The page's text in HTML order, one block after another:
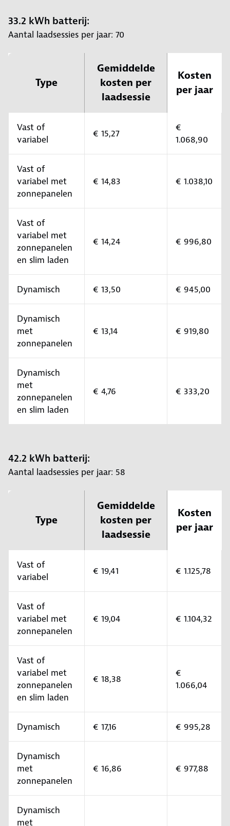
33.2 kWh batterij:
Aantal laadsessies per jaar: 70
Type
Gemiddelde
kosten per
laadsessie
Kosten
per jaar
Vast of
variabel
€ 15,27
€
1.068,90
Vast of
variabel met
zonnepanelen
€ 14,83 € 1.038,10
Vast of
variabel met
zonnepanelen
en slim laden
€ 14,24 € 996,80
Dynamisch € 13,50 € 945,00
Dynamisch
met
zonnepanelen
€ 13,14 € 919,80
Dynamisch
met
zonnepanelen
en slim laden
€ 4,76 € 333,20
42.2 kWh batterij:
Aantal laadsessies per jaar: 58
Type
Gemiddelde
kosten per
laadsessie
Kosten
per jaar
Vast of
variabel
€ 19,41 € 1.125,78
Vast of
variabel met
zonnepanelen
€ 19,04 € 1.104,32
Vast of
variabel met
zonnepanelen
en slim laden
€ 18,38
€
1.066,04
Dynamisch € 17,16 € 995,28
Dynamisch
met
zonnepanelen
€ 16,86 € 977,88
Dynamisch
met